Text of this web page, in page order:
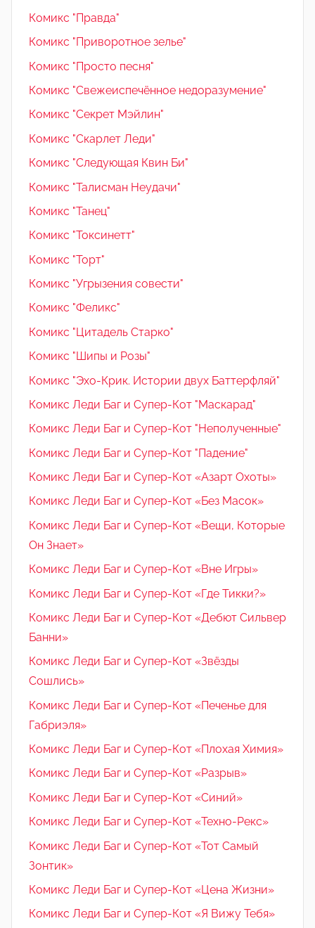
Комикс "Правда"
Комикс "Приворотное зелье"
Комикс "Просто песня"
Комикс "Свежеиспечённое недоразумение"
Комикс "Секрет Мэйлин"
Комикс "Скарлет Леди"
Комикс "Следующая Квин Би"
Комикс "Талисман Неудачи"
Комикс "Танец"
Комикс "Токсинетт"
Комикс "Торт"
Комикс "Угрызения совести"
Комикс "Феликс"
Комикс "Цитадель Старко"
Комикс "Шипы и Розы"
Комикс "Эхо-Крик. Истории двух Баттерфляй"
Комикс Леди Баг и Супер-Кот "Маскарад"
Комикс Леди Баг и Супер-Кот "Неполученные"
Комикс Леди Баг и Супер-Кот "Падение"
Комикс Леди Баг и Супер-Кот «Азарт Охоты»
Комикс Леди Баг и Супер-Кот «Без Масок»
Комикс Леди Баг и Супер-Кот «Вещи, Которые
Он Знает»
Комикс Леди Баг и Супер-Кот «Вне Игры»
Комикс Леди Баг и Супер-Кот «Где Тикки?»
Комикс Леди Баг и Супер-Кот «Дебют Сильвер
Банни»
Комикс Леди Баг и Супер-Кот «Звёзды
Сошлись»
Комикс Леди Баг и Супер-Кот «Печенье для
Габриэля»
Комикс Леди Баг и Супер-Кот «Плохая Химия»
Комикс Леди Баг и Супер-Кот «Разрыв»
Комикс Леди Баг и Супер-Кот «Синий»
Комикс Леди Баг и Супер-Кот «Техно-Рекс»
Комикс Леди Баг и Супер-Кот «Тот Самый
Зонтик»
Комикс Леди Баг и Супер-Кот «Цена Жизни»
Комикс Леди Баг и Супер-Кот «Я Вижу Тебя»